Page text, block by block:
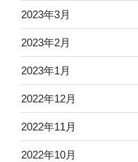
2023年3月
2023年2月
2023年1月
2022年12月
2022年11月
2022年10月